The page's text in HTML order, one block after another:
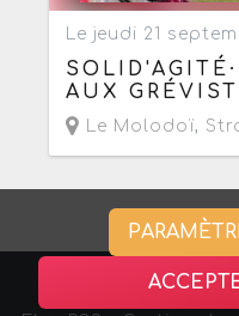
Le jeudi 21
AUX
Le Molodoï,